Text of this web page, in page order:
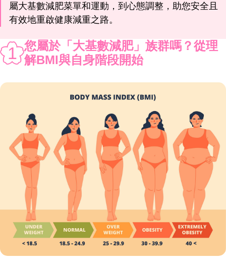
屬大基數減肥菜單和運動，到心態調整，助您安全且
有效地重啟健康減重之路。
1 您屬於「大基數減肥」族群嗎？從理
解BMI與自身階段開始